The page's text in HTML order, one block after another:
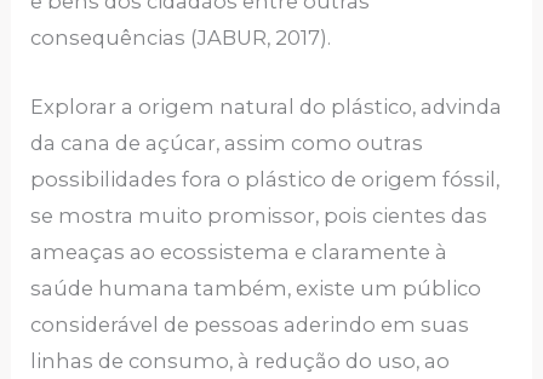
consequências (JABUR, 2017).
Explorar a origem natural do plástico, advinda
da cana de açúcar, assim como outras
possibilidades fora o plástico de origem fóssil,
se mostra muito promissor, pois cientes das
ameaças ao ecossistema e claramente à
saúde humana também, existe um público
considerável de pessoas aderindo em suas
linhas de consumo, à redução do uso, ao